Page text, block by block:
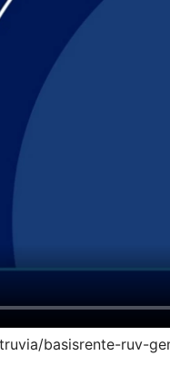
basisrente-ruv-